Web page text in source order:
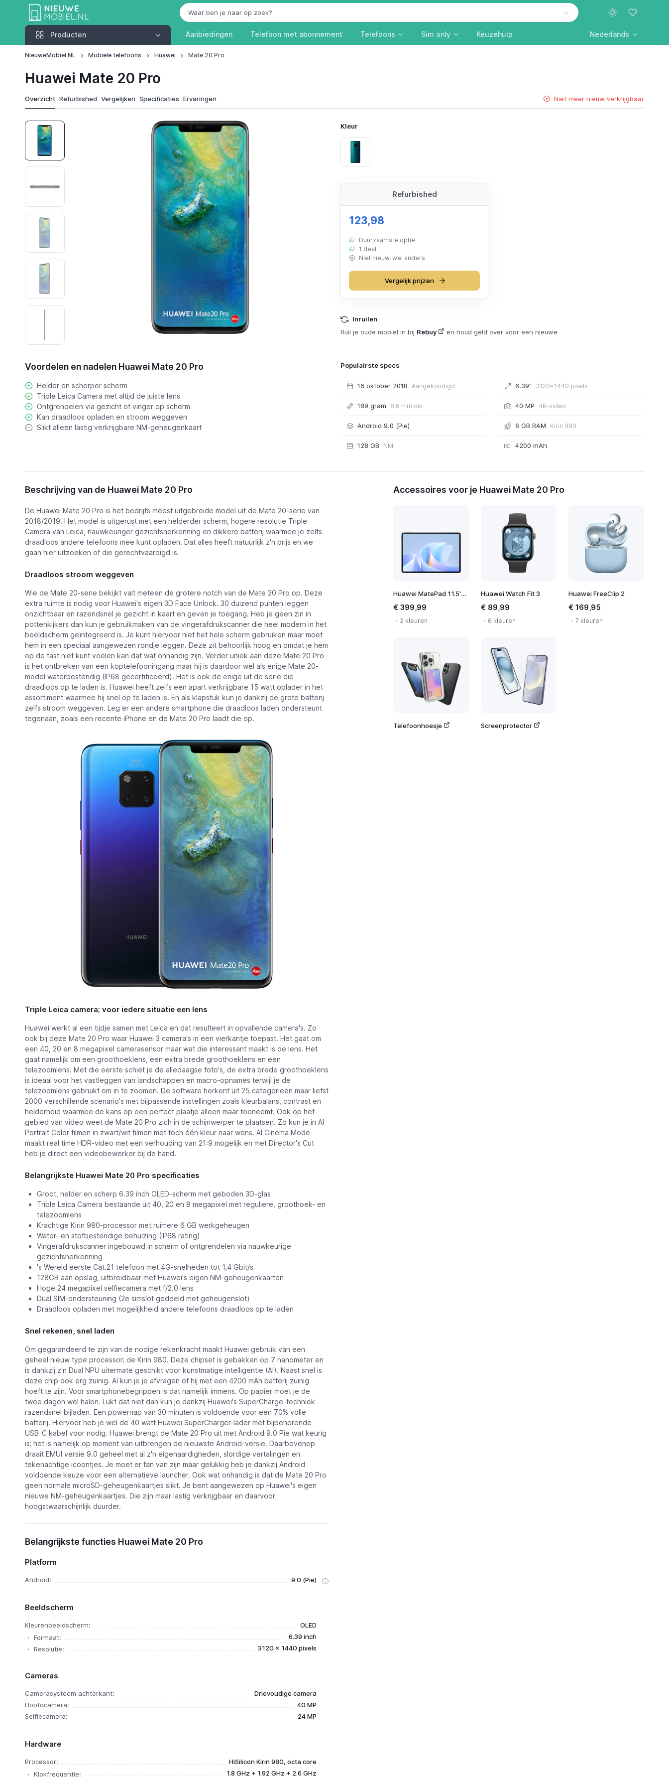
Producten
Producten Aanbiedingen Telefoon met abonnement Telefoons Sim only Keuzehulp Nederlands
NieuweMobiel.NL Mobiele telefoons Huawei Mate 20 Pro
Huawei Mate 20 Pro
Overzicht Refurbished Vergelijken Specificaties Ervaringen Niet meer nieuw verkrijgbaar
Kleur
Refurbished
123,98
Duurzaamste optie
1 deal
Niet nieuw, wel anders
Vergelijk prijzen
Inruilen
Ruil je oude mobiel in bij Rebuy en houd geld over voor een nieuwe
Voordelen en nadelen Huawei Mate 20 Pro
Helder en scherper scherm
Triple Leica Camera met altijd de juiste lens
Ontgrendelen via gezicht of vinger op scherm
Kan draadloos opladen en stroom weggeven
Slikt alleen lastig verkrijgbare NM-geheugenkaart
Populairste specs
16 oktober 2018 Aangekondigd
189 gram 8,6 mm dik
Android 9.0 (Pie)
128 GB NM
6.39" 3120x1440 pixels
40 MP 4K-video
6 GB RAM Kirin 980
4200 mAh
Huawei Mate 20 Pro
Alternatieven
Nieuws
Bekijk prijzen
Beschrijving van de Huawei Mate 20 Pro
De Huawei Mate 20 Pro is het bedrijfs meest uitgebreide model uit de Mate 20-serie van
2018/2019. Het model is uitgerust met een helderder scherm, hogere resolutie Triple
Camera van Leica, nauwkeuriger gezichtsherkenning en dikkere batterij waarmee je zelfs
draadloos andere telefoons mee kunt opladen. Dat alles heeft natuurlijk z'n prijs en we
gaan hier uitzoeken of die gerechtvaardigd is.
Draadloos stroom weggeven
Wie de Mate 20-serie bekijkt valt meteen de grotere notch van de Mate 20 Pro op. Deze
extra ruimte is nodig voor Huawei's eigen 3D Face Unlock. 30 duizend punten leggen
onzichtbaar en razendsnel je gezicht in kaart en geven je toegang. Heb je geen zin in
pottenkijkers dan kun je gebruikmaken van de vingerafdrukscanner die heel modern in het
beeldscherm geïntegreerd is. Je kunt hiervoor niet het hele scherm gebruiken maar moet
hem in een speciaal aangewezen rondje leggen. Deze zit behoorlijk hoog en omdat je hem
op de tast niet kunt voelen kan dat wat onhandig zijn. Verder uniek aan deze Mate 20 Pro
is het ontbreken van een koptelefooningang maar hij is daardoor wel als enige Mate 20-
model waterbestendig (IP68 gecertificeerd). Het is ook de enige uit de serie die
draadloos op te laden is. Huawei heeft zelfs een apart verkrijgbare 15 watt oplader in het
assortiment waarmee hij snel op te laden is. En als klapstuk kun je dankzij de grote batterij
zelfs stroom weggeven. Leg er een andere smartphone die draadloos laden ondersteunt
tegenaan, zoals een recente iPhone en de Mate 20 Pro laadt die op.
Triple Leica camera; voor iedere situatie een lens
Huawei werkt al een tijdje samen met Leica en dat resulteert in opvallende camera's. Zo
ook bij deze Mate 20 Pro waar Huawei 3 camera's in een vierkantje toepast. Het gaat om
een 40, 20 en 8 megapixel camerasensor maar wat die interessant maakt is de lens. Het
gaat namelijk om een groothoeklens, een extra brede groothoeklens en een
telezoomlens. Met die eerste schiet je de alledaagse foto's, de extra brede groothoeklens
is ideaal voor het vastleggen van landschappen en macro-opnames terwijl je de
telezoomlens gebruikt om in te zoomen. De software herkent uit 25 categorieën maar liefst
2000 verschillende scenario's met bijpassende instellingen zoals kleurbalans, contrast en
helderheid waarmee de kans op een perfect plaatje alleen maar toeneemt. Ook op het
gebied van video weet de Mate 20 Pro zich in de schijnwerper te plaatsen. Zo kun je in AI
Portrait Color filmen in zwart/wit filmen met toch één kleur naar wens. AI Cinema Mode
maakt real time HDR-video met een verhouding van 21:9 mogelijk en met Director's Cut
heb je direct een videobewerker bij de hand.
Belangrijkste Huawei Mate 20 Pro specificaties
Groot, helder en scherp 6.39 inch OLED-scherm met geboden 3D-glas
Triple Leica Camera bestaande uit 40, 20 en 8 megapixel met reguliere, groothoek- en
telezoomlens
Krachtige Kirin 980-processor met ruimere 6 GB werkgeheugen
Water- en stofbestendige behuizing (IP68 rating)
Vingerafdrukscanner ingebouwd in scherm of ontgrendelen via nauwkeurige
gezichtsherkenning
's Wereld eerste Cat.21 telefoon met 4G-snelheden tot 1,4 Gbit/s
128GB aan opslag, uitbreidbaar met Huawei's eigen NM-geheugenkaarten
Hoge 24 megapixel selfiecamera met f/2.0 lens
Dual SIM-ondersteuning (2e simslot gedeeld met geheugenslot)
Draadloos opladen met mogelijkheid andere telefoons draadloos op te laden
Snel rekenen, snel laden
Om gegarandeerd te zijn van de nodige rekenkracht maakt Huawei gebruik van een
geheel nieuw type processor; de Kirin 980. Deze chipset is gebakken op 7 nanometer en
is dankzij z'n Dual NPU uitermate geschikt voor kunstmatige intelligentie (AI). Naast snel is
deze chip ook erg zuinig. Al kun je je afvragen of hij met een 4200 mAh batterij zuinig
hoeft te zijn. Voor smartphonebegrippen is dat namelijk immens. Op papier moet je de
twee dagen wel halen. Lukt dat niet dan kun je dankzij Huawei's SuperCharge-techniek
razendsnel bijladen. Een powernap van 30 minuten is voldoende voor een 70% volle
batterij. Hiervoor heb je wel de 40 watt Huawei SuperCharger-lader met bijbehorende
USB-C kabel voor nodig. Huawei brengt de Mate 20 Pro uit met Android 9.0 Pie wat keurig
is; het is namelijk op moment van uitbrengen de nieuwste Android-versie. Daarbovenop
draait EMUI versie 9.0 geheel met al z'n eigenaardigheden, slordige vertalingen en
tekenachtige icoontjes. Je moet er fan van zijn maar gelukkig heb je dankzij Android
voldoende keuze voor een alternatieve launcher. Ook wat onhandig is dat de Mate 20 Pro
geen normale microSD-geheugenkaartjes slikt. Je bent aangewezen op Huawei's eigen
nieuwe NM-geheugenkaartjes. Die zijn maar lastig verkrijgbaar en daarvoor
hoogstwaarschijnlijk duurder.
Belangrijkste functies Huawei Mate 20 Pro
Platform
Android: 9.0 (Pie)
Beeldscherm
Kleurenbeeldscherm:
OLED
Formaat:
6.39 inch
Resolutie:
3120 x 1440 pixels
Cameras
Camerasysteem achterkant:
Drievoudige camera
Hoofdcamera:
40 MP
Selfiecamera:
24 MP
Hardware
Processor:
HiSilicon Kirin 980, octa core
Klokfrequentie:
1.8 GHz + 1.92 GHz + 2.6 GHz
Accessoires voor je Huawei Mate 20 Pro
Huawei MatePad 11.5'S 2026
€ 399,99
2 kleuren
Huawei Watch Fit 3
€ 89,99
6 kleuren
Huawei FreeClip 2
€ 169,95
7 kleuren
Telefoonhoesje Screenprotector